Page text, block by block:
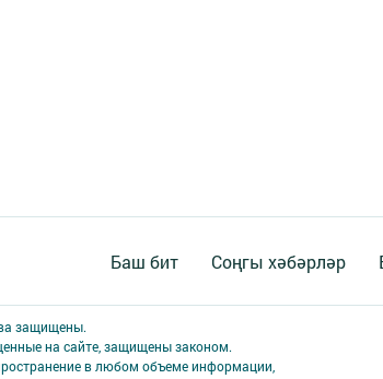
Баш бит Соңгы хәбәрләр
защищены.
на сайте, защищены законом.
в любом объеме информации,